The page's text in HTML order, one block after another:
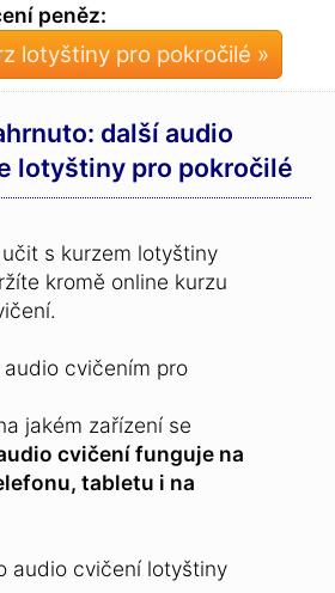
peněz:
lotyštiny pro pokročilé »
další audio
lotyštiny pro pokročilé
s kurzem lotyštiny
kromě online kurzu
cvičením pro
jakém zařízení se
cvičení funguje na
tabletu i na
audio cvičení lotyštiny